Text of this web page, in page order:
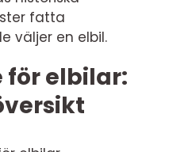
fatta
väljer en elbil.
för elbilar: